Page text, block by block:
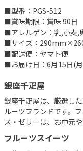
■型番：PGS-512
■賞味期限：賞味 90日
■アレルゲン：乳,小麦,
■サイズ：
■配送便：ヤマト便
■お届け日：6月15日(
銀座千疋屋
銀座千疋屋は、厳選し
ルーツブランドです。
ス・ゼリーは、お中元
フルーツスイーツ